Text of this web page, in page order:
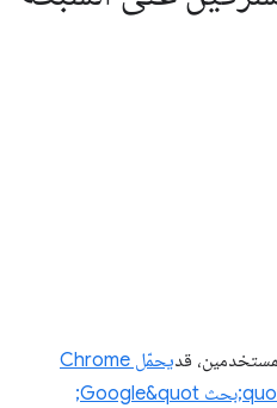
قد
يحمّل Chrome